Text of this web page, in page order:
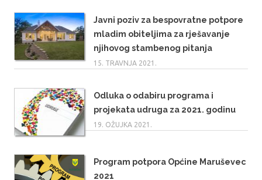
Javni poziv za bespovratne potpore
mladim obiteljima za rješavanje
njihovog stambenog pitanja
15. TRAVNJA 2021.
Odluka o odabiru programa i
projekata udruga za 2021. godinu
19. OŽUJKA 2021.
Program potpora Općine Maruševec
2021